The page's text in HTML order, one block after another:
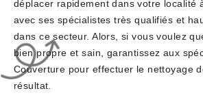
déplacer rapidement dans votre localité
avec ses spécialistes très qualifiés et
dans ce secteur. Alors, si vous voulez
bien propre et sain, garantissez aux
Couverture pour effectuer le nettoyage
résultat.